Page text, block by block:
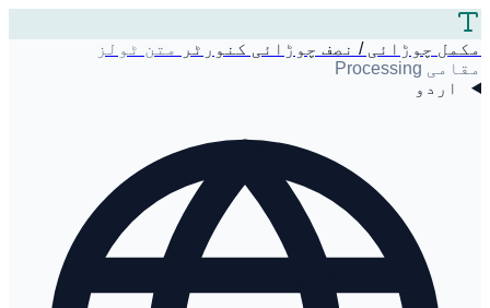
مکمل چوڑائی / نصف چوڑائی کنورٹر
متن ٹولز
مقامی Processing
اردو